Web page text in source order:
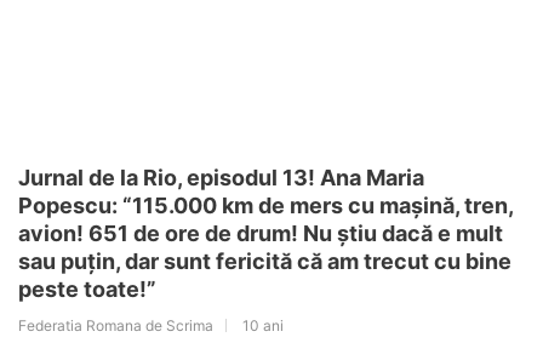
Jurnal de la Rio, episodul 13! Ana Maria
Popescu: “115.000 km de mers cu mașină, tren,
avion! 651 de ore de drum! Nu știu dacă e mult
sau puțin, dar sunt fericită că am trecut cu bine
peste toate!”
Federatia Romana de Scrima 10 ani